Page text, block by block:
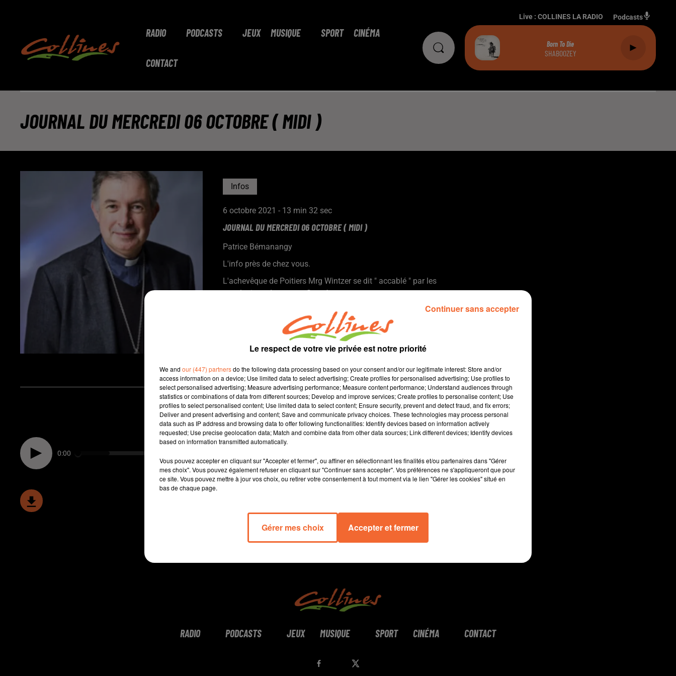
RADIO PODCASTS JEUX MUSIQUE SPORT CINÉMA
CONTACT
Live : COLLINES LA RADIO Podcasts
Born To Die
SHABOOZEY
JOURNAL DU MERCREDI 06 OCTOBRE ( MIDI )
Infos
6 octobre 2021 - 13 min 32 sec
JOURNAL DU MERCREDI 06 OCTOBRE ( MIDI )
Patrice Bémanangy
L'info près de chez vous.
L'achevêque de Poitiers Mrg Wintzer se dit " accablé " par les
conclusions du rapport Sauvé.
Les AJT du Bocage souhaitent l'ouverture d'une antenne de la
Ligue contre le cancer à Bressuire.
Quelques 1.000 mnifestants en deux-sèvres hier pour la journée
d'action nationale notamment autour de la question des
salaires.
Comme dans de nombreux secteurs, l'artisanat peine à recruter.
Mieux connaitre le bassin d'emploi de Thouars pour y trouver
un job ou une formation, obectif d'un atelier demain matin à la
MEF.
Défaite de Cholet Basket hier soir lors de la réception de Pau-
Lacq-Orthez.
0:00
RADIO PODCASTS JEUX MUSIQUE SPORT CINÉMA CONTACT
Le respect de votre vie privée est notre priorité
We and our (447) partnersdo the following data processing based on your consent and/or our legitimate interest: Store and/or
access information on a device; Use limited data to select advertising; Create profiles for personalised advertising; Use profiles to
select personalised advertising; Measure advertising performance; Measure content performance; Understand audiences through
statistics or combinations of data from different sources; Develop and improve services; Create profiles to personalise content; Use
profiles to select personalised content; Use limited data to select content; Ensure security, prevent and detect fraud, and fix errors;
Deliver and present advertising and content; Save and communicate privacy choices. These technologies may process personal
data such as IP address and browsing data to offer following functionalities: Identify devices based on information actively
requested; Use precise geolocation data; Match and combine data from other data sources; Link different devices; Identify devices
based on information transmitted automatically.
Vous pouvez accepter en cliquant sur "Accepter et fermer", ou affiner en sélectionnant les finalités et/ou partenaires dans "Gérer
mes choix". Vous pouvez également refuser en cliquant sur "Continuer sans accepter". Vos préférences ne s'appliqueront que pour
ce site. Vous pouvez mettre à jour vos choix, ou retirer votre consentement à tout moment via le lien "Gérer les cookies" situé en
bas de chaque page.
Gérer mes choix Accepter et fermer
Continuer sans accepter